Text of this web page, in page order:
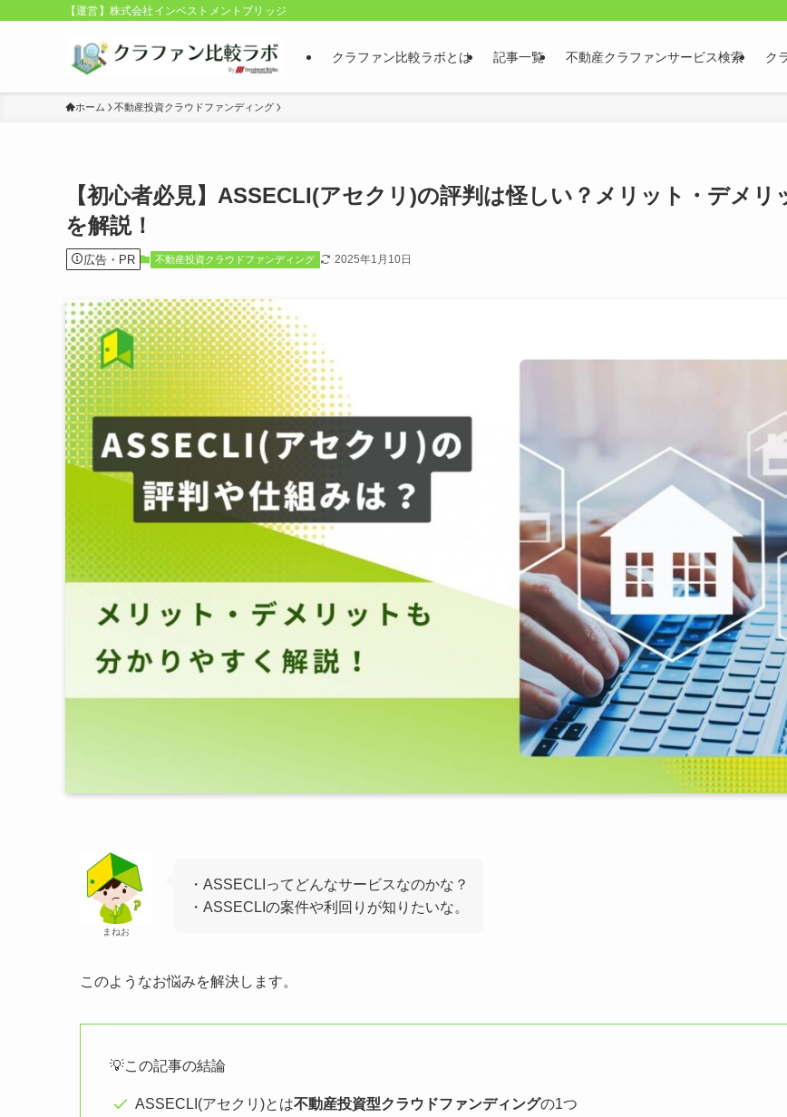
【運営】株式会社インベストメントブリッジ
クラファン比較ラボとは 記事一覧 不動産クラファンサービス検索 ク
ホーム 不動産投資クラウドファンディング
【初心者必見】ASSECLI(アセクリ)の評判は怪しい？メリット・デメリ
を解説！
広告・PR 不動産投資クラウドファンディング 2025年1月10日
まねお
・ASSECLIってどんなサービスなのかな？
・ASSECLIの案件や利回りが知りたいな。
このようなお悩みを解決します。
💡この記事の結論
ASSECLI(アセクリ)とは不動産投資型クラウドファンディングの1つ